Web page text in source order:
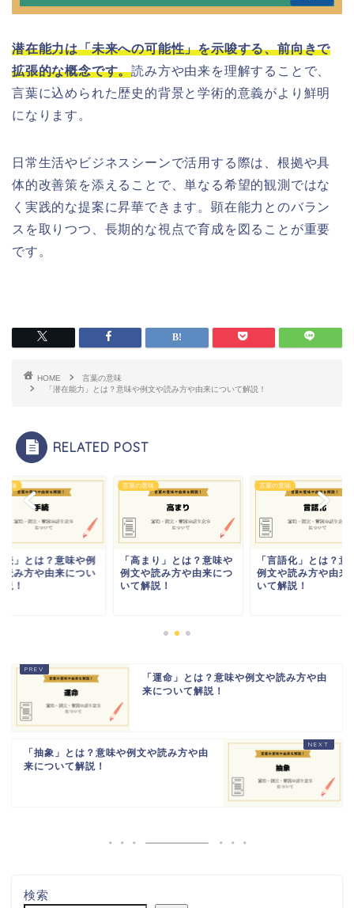
潜在能力は「未来への可能性」を示唆する、前向きで
拡張的な概念です。読み方や由来を理解することで、
言葉に込められた歴史的背景と学術的意義がより鮮明
になります。
日常生活やビジネスシーンで活用する際は、根拠や具
体的改善策を添えることで、単なる希望的観測ではな
く実践的な提案に昇華できます。顕在能力とのバラン
スを取りつつ、長期的な視点で育成を図ることが重要
です。
HOME
言葉の意味
「潜在能力」とは？意味や例文や読み方や由来について解説！
RELATED POST
意味
続」とは？意味や例
読み方や由来につい
！
言葉の意味
「高まり」とは？意味や
例文や読み方や由来につ
いて解説！
言葉の意味
「言語化」とは？意
例文や読み方や由来
いて解説！
「運命」とは？意味や例文や読み方や由
来について解説！
「抽象」とは？意味や例文や読み方や由
来について解説！
検索